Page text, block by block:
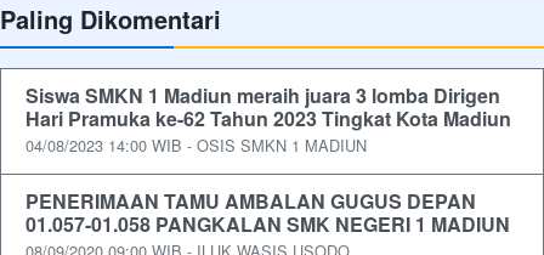
Paling Dikomentari
Siswa SMKN 1 Madiun meraih juara 3 lomba Dirigen
Hari Pramuka ke-62 Tahun 2023 Tingkat Kota Madiun
04/08/2023 14:00 WIB - OSIS SMKN 1 MADIUN
PENERIMAAN TAMU AMBALAN GUGUS DEPAN
01.057-01.058 PANGKALAN SMK NEGERI 1 MADIUN